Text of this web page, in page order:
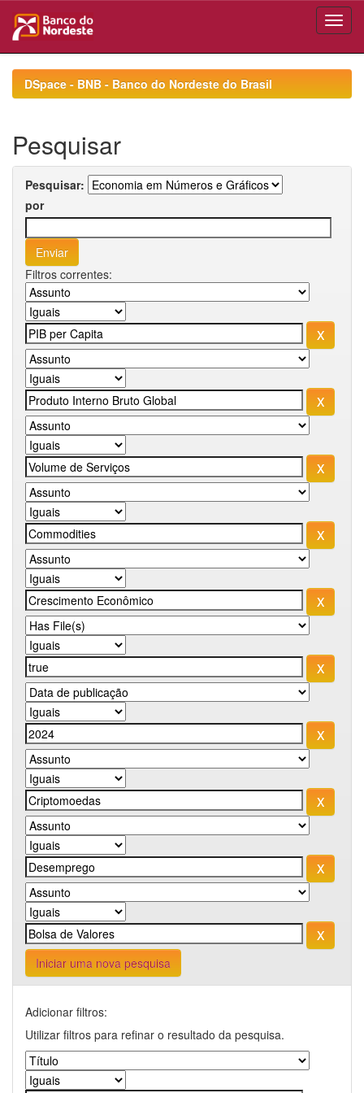
navigationDSpace - BNB - Banco do Nordeste do Brasil
Pesquisar
Pesquisar:
por
Filtros correntes:
Iniciar uma nova pesquisa
Adicionar filtros:
Utilizar filtros para refinar o resultado da pesquisa.